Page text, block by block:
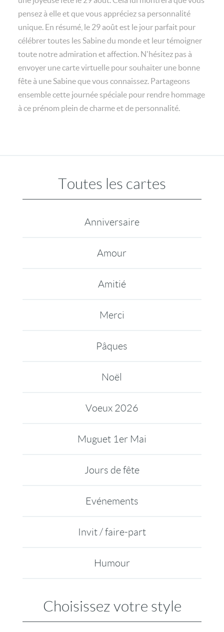
pensez à elle et que vous appréciez sa personnalité
unique. En résumé, le 29 août est le jour parfait pour
célébrer toutes les Sabine du monde et leur témoigner
toute notre admiration et affection. N'hésitez pas à
envoyer une carte virtuelle pour souhaiter une bonne
fête à une Sabine que vous connaissez. Partageons
ensemble cette journée spéciale pour rendre hommage
à ce prénom plein de charme et de personnalité.
Toutes les cartes
Anniversaire
Amour
Amitié
Merci
Pâques
Noël
Voeux 2026
Muguet 1er Mai
Jours de fête
Evénements
Invit / faire-part
Humour
Choisissez votre style